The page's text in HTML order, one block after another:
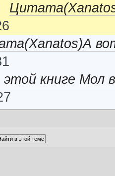
этой книге Мол